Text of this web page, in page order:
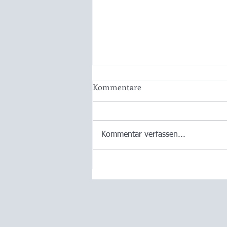
und lass recht kracha! 🍾💖😀
Kommentare
Kommentar verfassen...